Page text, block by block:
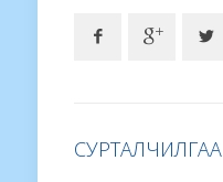
СУРТАЛЧИЛГАА